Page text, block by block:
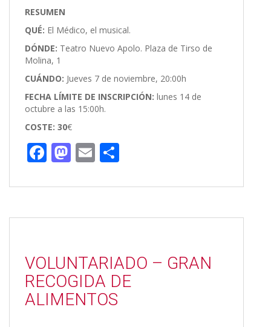
RESUMEN
QUÉ: El Médico, el musical.
DÓNDE: Teatro Nuevo Apolo. Plaza de Tirso de
Molina, 1
CUÁNDO: Jueves 7 de noviembre, 20:00h
FECHA LÍMITE DE INSCRIPCIÓN: lunes 14 de
octubre a las 15:00h.
COSTE: 30€
F
e
b
k
M
to
d
E
ai
l
m
p
r
VOLUNTARIADO – GRAN
RECOGIDA DE
ALIMENTOS